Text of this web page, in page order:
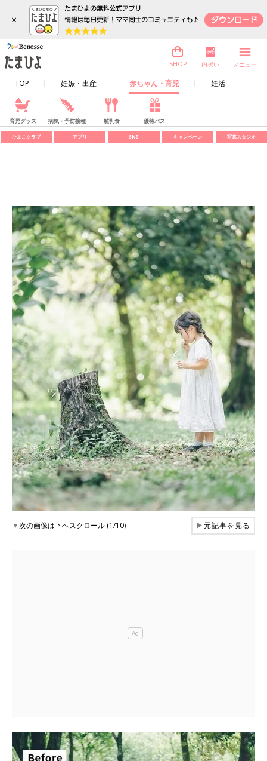
×
TOP 妊娠・出産 赤ちゃん・育児 妊活
SHOP 内祝い メニュー
育児グッズ 病気・予防接種 離乳食 優待パス
ひよこクラブ アプリ SNS キャンペーン 写真スタジオ
▼次の画像は下へスクロール (1/10) ▶元記事を見る